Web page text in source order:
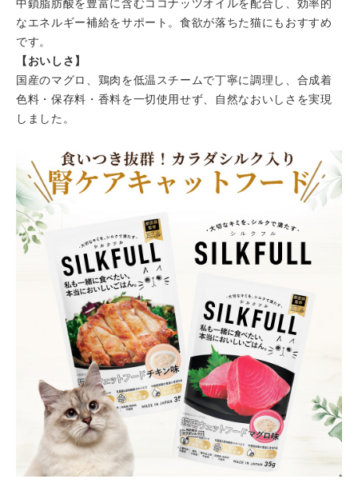
中鎖脂肪酸を豊富に含むココナッツオイルを配合し、効率的
なエネルギー補給をサポート。食欲が落ちた猫にもおすすめ
です。
【おいしさ】
国産のマグロ、鶏肉を低温スチームで丁寧に調理し、合成着
色料・保存料・香料を一切使用せず、自然なおいしさを実現
しました。